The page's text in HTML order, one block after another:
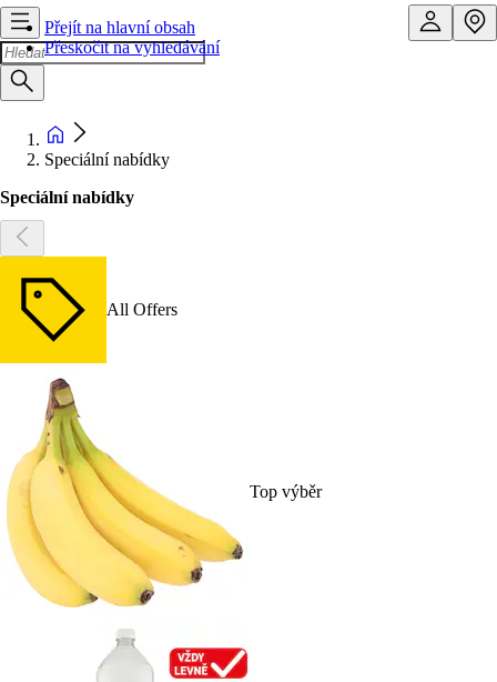
Přejít na hlavní obsah
Přeskočit na vyhledávání
Speciální nabídky
Speciální nabídky
All Offers
Top výběr